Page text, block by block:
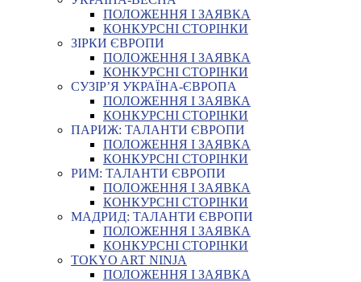
ПОЛОЖЕННЯ І ЗАЯВКА
КОНКУРСНІ СТОРІНКИ
ЗІРКИ ЄВРОПИ
ПОЛОЖЕННЯ І ЗАЯВКА
КОНКУРСНІ СТОРІНКИ
СУЗІР’Я УКРАЇНА-ЄВРОПА
ПОЛОЖЕННЯ І ЗАЯВКА
КОНКУРСНІ СТОРІНКИ
ПАРИЖ: ТАЛАНТИ ЄВРОПИ
ПОЛОЖЕННЯ І ЗАЯВКА
КОНКУРСНІ СТОРІНКИ
РИМ: ТАЛАНТИ ЄВРОПИ
ПОЛОЖЕННЯ І ЗАЯВКА
КОНКУРСНІ СТОРІНКИ
МАДРИД: ТАЛАНТИ ЄВРОПИ
ПОЛОЖЕННЯ І ЗАЯВКА
КОНКУРСНІ СТОРІНКИ
TOKYO ART NINJA
ПОЛОЖЕННЯ І ЗАЯВКА